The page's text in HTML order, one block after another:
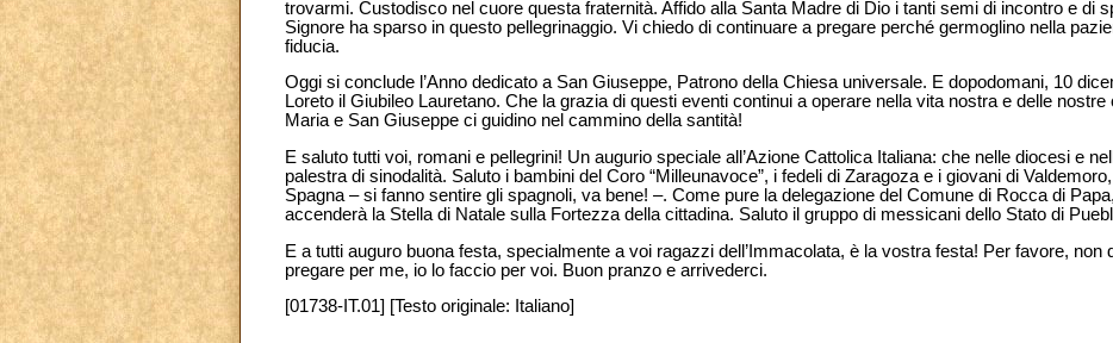
trovarmi. Custodisco nel cuore questa fraternità. Affido alla Santa Madre di Dio i tanti semi di incontro e di
Signore ha sparso in questo pellegrinaggio. Vi chiedo di continuare a pregare perché germoglino nella
fiducia.
Oggi si conclude l’Anno dedicato a San Giuseppe, Patrono della Chiesa universale. E dopodomani, 10
Loreto il Giubileo Lauretano. Che la grazia di questi eventi continui a operare nella vita nostra e delle
Maria e San Giuseppe ci guidino nel cammino della santità!
E saluto tutti voi, romani e pellegrini! Un augurio speciale all’Azione Cattolica Italiana: che nelle diocesi e
palestra di sinodalità. Saluto i bambini del Coro “Milleunavoce”, i fedeli di Zaragoza e i giovani di
Spagna – si fanno sentire gli spagnoli, va bene! –. Come pure la delegazione del Comune di Rocca di
accenderà la Stella di Natale sulla Fortezza della cittadina. Saluto il gruppo di messicani dello Stato di
E a tutti auguro buona festa, specialmente a voi ragazzi dell’Immacolata, è la vostra festa! Per favore, non
pregare per me, io lo faccio per voi. Buon pranzo e arrivederci.
[01738-IT.01] [Testo originale: Italiano]